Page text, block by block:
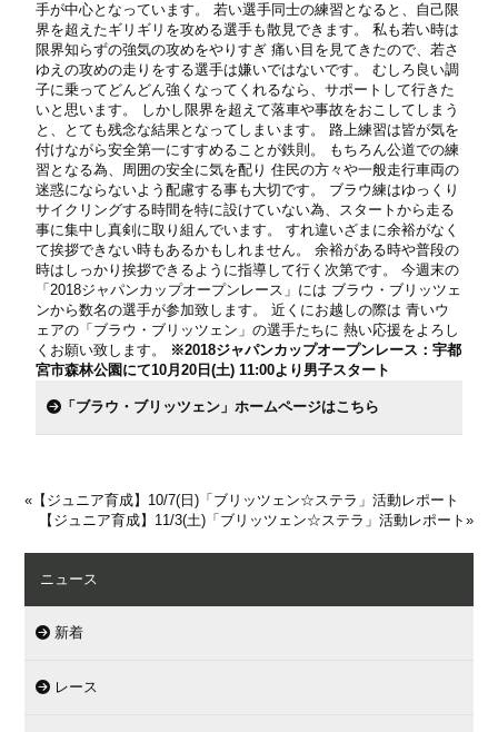
手が中心となっています。 若い選手同士の練習となると、自己限
界を超えたギリギリを攻める選手も散見できます。 私も若い時は
限界知らずの強気の攻めをやりすぎ 痛い目を見てきたので、若さ
ゆえの攻めの走りをする選手は嫌いではないです。 むしろ良い調
子に乗ってどんどん強くなってくれるなら、サポートして行きた
いと思います。 しかし限界を超えて落車や事故をおこしてしまう
と、とても残念な結果となってしまいます。 路上練習は皆が気を
付けながら安全第一にすすめることが鉄則。 もちろん公道での練
習となる為、周囲の安全に気を配り 住民の方々や一般走行車両の
迷惑にならないよう配慮する事も大切です。 ブラウ練はゆっくり
サイクリングする時間を特に設けていない為、スタートから走る
事に集中し真剣に取り組んでいます。 すれ違いざまに余裕がなく
て挨拶できない時もあるかもしれません。 余裕がある時や普段の
時はしっかり挨拶できるように指導して行く次第です。 今週末の
「2018ジャパンカップオープンレース」には ブラウ・ブリッツェ
ンから数名の選手が参加致します。 近くにお越しの際は 青いウ
ェアの「ブラウ・ブリッツェン」の選手たちに 熱い応援をよろし
くお願い致します。
※2018ジャパンカップオープンレース：宇都
宮市森林公園にて10月20日(土) 11:00より男子スタート
「ブラウ・ブリッツェン」ホームページはこちら
« 【ジュニア育成】10/7(日)「ブリッツェン☆ステラ」活動レポート
【ジュニア育成】11/3(土)「ブリッツェン☆ステラ」活動レポート »
ニュース
新着
レース